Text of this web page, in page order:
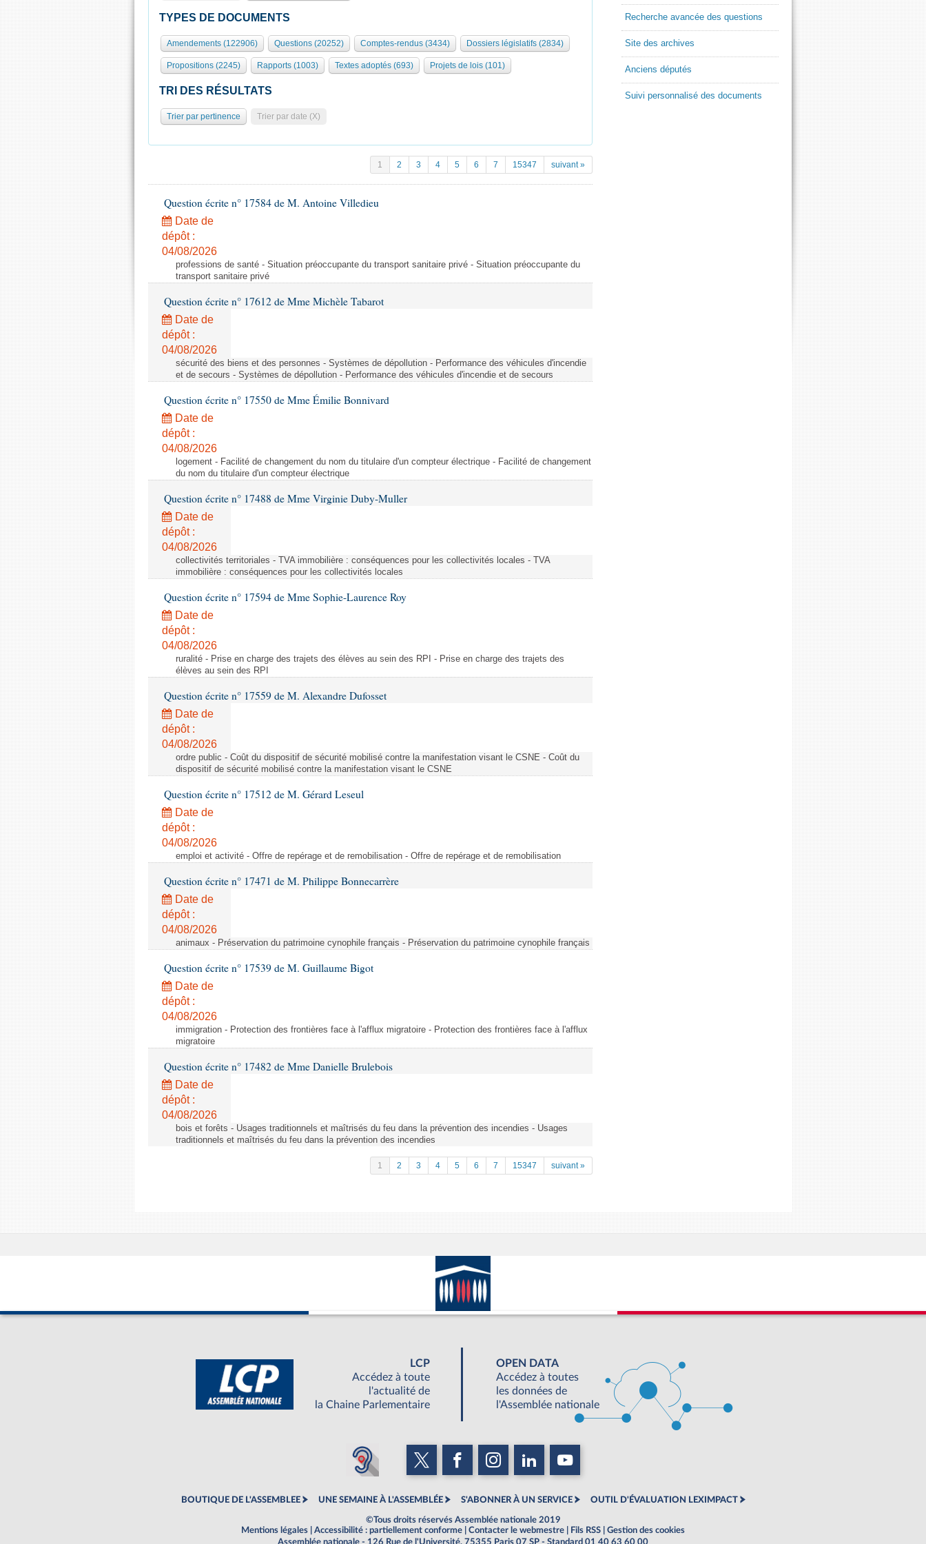
TYPES DE DOCUMENTS
Amendements (122906) Questions (20252) Comptes-rendus (3434) Dossiers législatifs (2834)
Propositions (2245) Rapports (1003) Textes adoptés (693) Projets de lois (101)
TRI DES RÉSULTATS
Trier par pertinence Trier par date (X)
1 2 3 4 5 6 7 15347 suivant »
Question écrite n° 17584 de M. Antoine Villedieu
Date de
dépôt :
04/08/2026
professions de santé - Situation préoccupante du transport sanitaire privé - Situation préoccupante du
transport sanitaire privé
Question écrite n° 17612 de Mme Michèle Tabarot
Date de
dépôt :
04/08/2026
sécurité des biens et des personnes - Systèmes de dépollution - Performance des véhicules d'incendie
et de secours - Systèmes de dépollution - Performance des véhicules d'incendie et de secours
Question écrite n° 17550 de Mme Émilie Bonnivard
Date de
dépôt :
04/08/2026
logement - Facilité de changement du nom du titulaire d'un compteur électrique - Facilité de changement
du nom du titulaire d'un compteur électrique
Question écrite n° 17488 de Mme Virginie Duby-Muller
Date de
dépôt :
04/08/2026
collectivités territoriales - TVA immobilière : conséquences pour les collectivités locales - TVA
immobilière : conséquences pour les collectivités locales
Question écrite n° 17594 de Mme Sophie-Laurence Roy
Date de
dépôt :
04/08/2026
ruralité - Prise en charge des trajets des élèves au sein des RPI - Prise en charge des trajets des
élèves au sein des RPI
Question écrite n° 17559 de M. Alexandre Dufosset
Date de
dépôt :
04/08/2026
ordre public - Coût du dispositif de sécurité mobilisé contre la manifestation visant le CSNE - Coût du
dispositif de sécurité mobilisé contre la manifestation visant le CSNE
Question écrite n° 17512 de M. Gérard Leseul
Date de
dépôt :
04/08/2026
emploi et activité - Offre de repérage et de remobilisation - Offre de repérage et de remobilisation
Question écrite n° 17471 de M. Philippe Bonnecarrère
Date de
dépôt :
04/08/2026
animaux - Préservation du patrimoine cynophile français - Préservation du patrimoine cynophile français
Question écrite n° 17539 de M. Guillaume Bigot
Date de
dépôt :
04/08/2026
immigration - Protection des frontières face à l'afflux migratoire - Protection des frontières face à l'afflux
migratoire
Question écrite n° 17482 de Mme Danielle Brulebois
Date de
dépôt :
04/08/2026
bois et forêts - Usages traditionnels et maîtrisés du feu dans la prévention des incendies - Usages
traditionnels et maîtrisés du feu dans la prévention des incendies
1 2 3 4 5 6 7 15347 suivant »
Recherche avancée des questions
Site des archives
Anciens députés
Suivi personnalisé des documents
LCP
Accédez à toute
l'actualité de
la Chaine Parlementaire
OPEN DATA
Accédez à toutes
les données de
l'Assemblée nationale
BOUTIQUE DE L'ASSEMBLEE UNE SEMAINE À L'ASSEMBLÉE S'ABONNER À UN SERVICE OUTIL D'ÉVALUATION LEXIMPACT
©Tous droits réservés Assemblée nationale 2019
Mentions légales
Accessibilité : partiellement conforme Contacter le webmestre Fils RSS
Gestion des cookies
Assemblée nationale - 126 Rue de l'Université, 75355 Paris 07 SP - Standard 01 40 63 60 00